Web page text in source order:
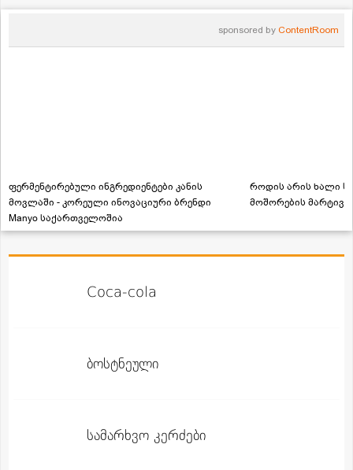
sponsored by ContentRoom
ფერმენტირებული ინგრედიენტები კანის
მოვლაში - კორეული ინოვაციური ბრენდი
Manyo საქართველოშია
როდის არის ხალი
მოშორების
Coca-cola
ბოსტნეული
სამარხვო კერძები